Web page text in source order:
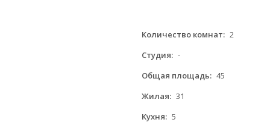
Количество комнат: 2
Студия: -
Общая площадь: 45
Жилая: 31
Кухня: 5